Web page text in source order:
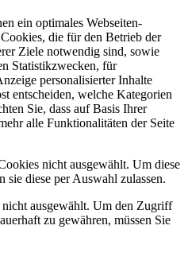
ein optimales Webseiten-
die für den Betrieb der
Ziele notwendig sind, sowie
Statistikzwecken, für
personalisierter Inhalte
entscheiden, welche Kategorien
Sie, dass auf Basis Ihrer
alle Funktionalitäten der Seite
nicht ausgewählt. Um diese
sie diese per Auswahl zulassen.
nicht ausgewählt. Um den Zugriff
zu gewähren, müssen Sie